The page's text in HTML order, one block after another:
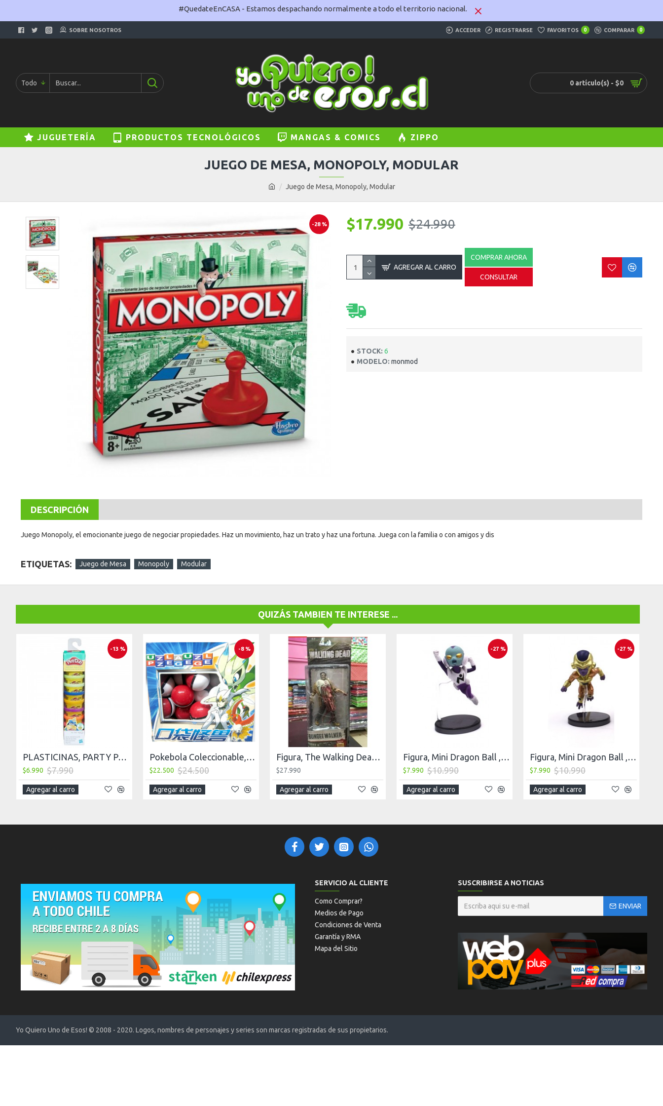
#QuedateEnCASA - Estamos despachando normalmente a todo el territorio nacional.
SOBRE NOSOTROS ACCEDER REGISTRARSE FAVORITOS 0 COMPARAR 0
Todo 0 artículo(s) - $0
JUGUETERÍA PRODUCTOS TECNOLÓGICOS MANGAS & COMICS ZIPPO
Juego de Mesa, Monopoly, Modular
JUEGO DE MESA, MONOPOLY, MODULAR
-28 %
STOCK: 6
MODELO: monmod
$17.990 $24.990
AGREGAR AL CARRO
COMPRAR AHORA
CONSULTAR
DESCRIPCIÓN
Juego Monopoly, el emocionante juego de negociar propiedades. Haz un movimiento, haz un trato y haz una fortuna. Juega con la familia o con amigos y dis
ETIQUETAS: Juego de Mesa Monopoly Modular
QUIZÁS TAMBIEN TE INTERESE ...
-13 %
PLASTICINAS, PARTY PACK PLAY DOH X 10 UNIDADES
$6.990 $7.990
Agregar al carro
-8 %
Pokebola Coleccionable, caja 32 unidades
$22.500 $24.500
Agregar al carro
Figura, The Walking Dead, Zombie
$27.990
Agregar al carro
-27 %
Figura, Mini Dragon Ball , Jacco
$7.990 $10.990
Agregar al carro
-27 %
Figura, Mini Dragon Ball , Golden freezer
$7.990 $10.990
Agregar al carro
SERVICIO AL CLIENTE
Como Comprar?
Medios de Pago
Condiciones de Venta
Garantía y RMA
Mapa del Sitio
SUSCRIBIRSE A NOTICIAS
ENVIAR
Yo Quiero Uno de Esos! © 2008 - 2020. Logos, nombres de personajes y series son marcas registradas de sus propietarios.